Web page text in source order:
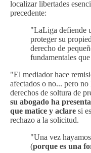
localizar libertades
precedente:
"LaLiga defiende
proteger su
derecho de
fundamentales
"El mediador hace
afectados o no... pero
derechos de soltura de
su abogado ha
que matice y aclare si
rechazo a la solicitud.
"Una vez
(porque es una